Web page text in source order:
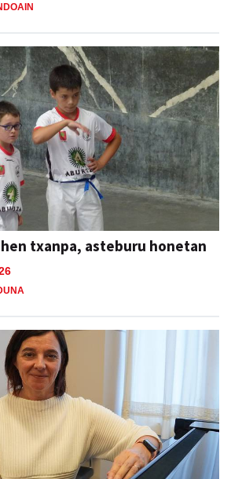
txanpa, asteburu honetan